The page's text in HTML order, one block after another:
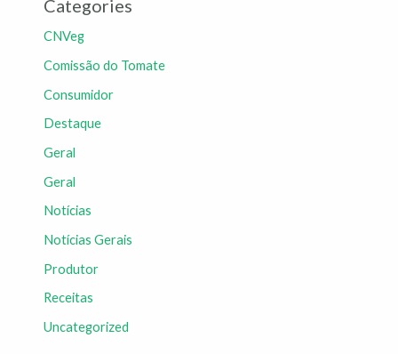
Categories
CNVeg
Comissão do Tomate
Consumidor
Destaque
Geral
Geral
Notícias
Notícias Gerais
Produtor
Receitas
Uncategorized